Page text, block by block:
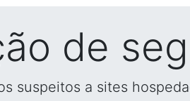
de
suspeitos a sites